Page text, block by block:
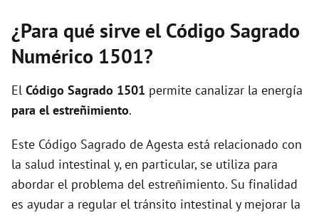
¿Para qué sirve el Código Sagrado
Numérico 1501?
El Código Sagrado 1501 permite canalizar la energía
para el estreñimiento.
Este Código Sagrado de Agesta está relacionado con
la salud intestinal y, en particular, se utiliza para
abordar el problema del estreñimiento. Su finalidad
es ayudar a regular el tránsito intestinal y mejorar la